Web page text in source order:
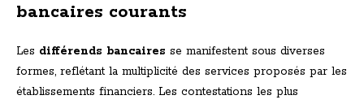
bancaires courants
Les différends bancaires se manifestent sous diverses
formes, reflétant la multiplicité des services proposés par les
établissements financiers. Les contestations les plus